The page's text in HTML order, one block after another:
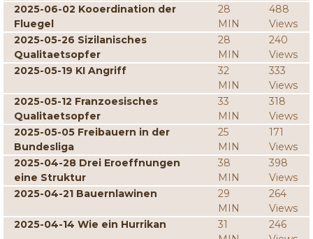
2025-06-02 Kooerdination der
Fluegel
28
MIN
488
Views
2025-05-26 Sizilanisches
Qualitaetsopfer
28
MIN
240
Views
2025-05-19 KI Angriff
32
MIN
333
Views
2025-05-12 Franzoesisches
Qualitaetsopfer
33
MIN
318
Views
2025-05-05 Freibauern in der
Bundesliga
25
MIN
171
Views
2025-04-28 Drei Eroeffnungen
eine Struktur
38
MIN
398
Views
2025-04-21 Bauernlawinen
29
MIN
264
Views
2025-04-14 Wie ein Hurrikan
31
246